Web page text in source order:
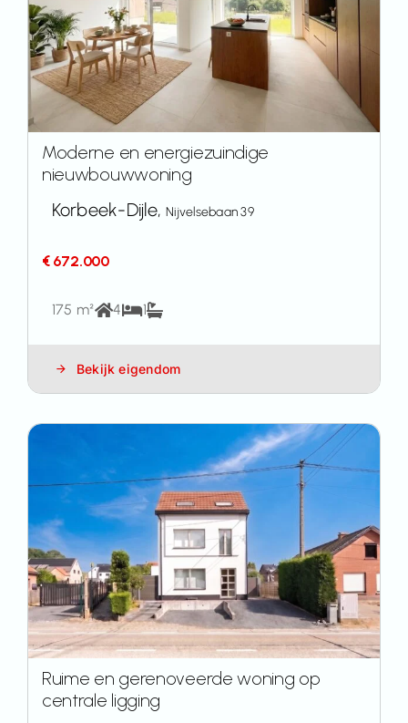
Moderne en energiezuindige
nieuwbouwwoning
Korbeek-Dijle,Nijvelsebaan 39
€ 672.000
175 m² 4 1
Bekijk eigendom
Ruime en gerenoveerde woning op
centrale ligging